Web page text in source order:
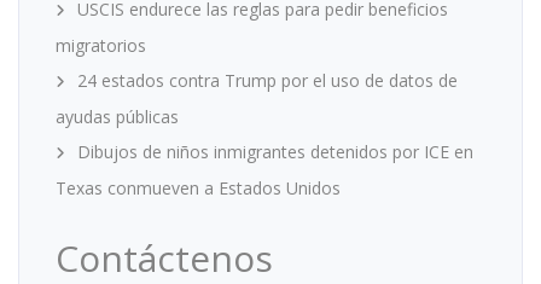
USCIS endurece las reglas para pedir beneficios
migratorios
24 estados contra Trump por el uso de datos de
ayudas públicas
Dibujos de niños inmigrantes detenidos por ICE en
Texas conmueven a Estados Unidos
Contáctenos